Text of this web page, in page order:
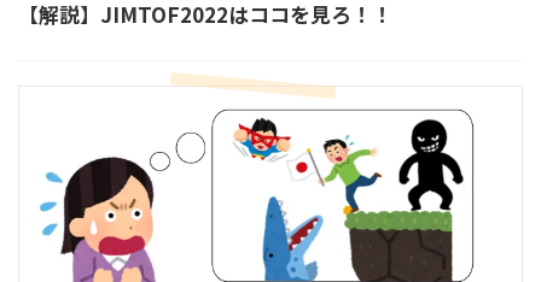
【解説】JIMTOF2022はココを見ろ！！